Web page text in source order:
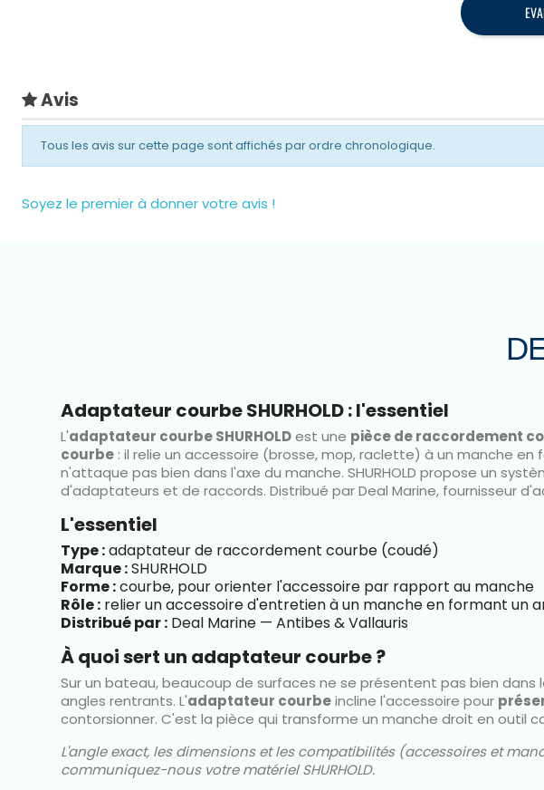
Avis
Tous les avis sur cette page sont affichés par ordre chronologique.
Soyez le premier à donner votre avis !
Adaptateur courbe SHURHOLD : l'essentiel
L'adaptateur courbe SHURHOLDest une pièce de raccordement
courbe : il relie un accessoire (brosse, mop, raclette) à un manche en
n'attaque pas bien dans l'axe du manche. SHURHOLD propose un
d'adaptateurs et de raccords. Distribué par Deal Marine, fournisseur
L'essentiel
Type :adaptateur de raccordement courbe (coudé)
Marque :SHURHOLD
Forme :courbe, pour orienter l'accessoire par rapport au manche
Rôle : relier un accessoire d'entretien à un manche en formant un
Distribué par : Deal Marine — Antibes & Vallauris
À quoi sert un adaptateur courbe ?
Sur un bateau, beaucoup de surfaces ne se présentent pas bien dans
angles rentrants. L'adaptateur courbeincline l'accessoire pour
contorsionner. C'est la pièce qui transforme un manche droit en outil
L'angle exact, les dimensions et les compatibilités (accessoires et
communiquez-nous votre matériel SHURHOLD.